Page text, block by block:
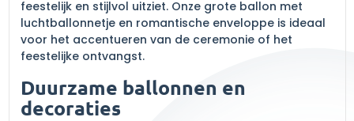
feestelijk en stijlvol uitziet. Onze grote ballon met
luchtballonnetje en romantische enveloppe is ideaal
voor het accentueren van de ceremonie of het
feestelijke ontvangst.
Duurzame ballonnen en
decoraties